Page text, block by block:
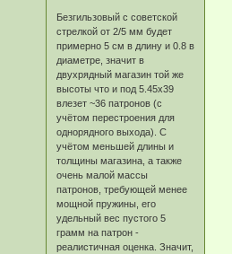
Безгильзовый с советской
стрелкой от 2/5 мм будет
примерно 5 см в длину и 0.8 в
диаметре, значит в
двухрядный магазин той же
высоты что и под 5.45х39
влезет ~36 патронов (с
учётом перестроения для
однорядного выхода). С
учётом меньшей длины и
толщины магазина, а также
очень малой массы
патронов, требующей менее
мощной пружины, его
удельный вес пустого 5
грамм на патрон -
реалистичная оценка. Значит,